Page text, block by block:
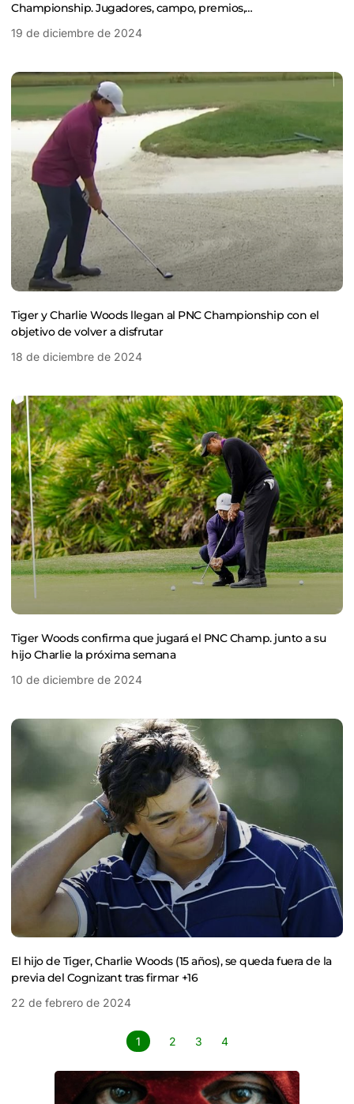
Championship. Jugadores, campo, premios,…
19 de diciembre de 2024
Tiger y Charlie Woods llegan al PNC Championship con el
objetivo de volver a disfrutar
18 de diciembre de 2024
Tiger Woods confirma que jugará el PNC Champ. junto a su
hijo Charlie la próxima semana
10 de diciembre de 2024
El hijo de Tiger, Charlie Woods (15 años), se queda fuera de la
previa del Cognizant tras firmar +16
22 de febrero de 2024
1 2 3 4